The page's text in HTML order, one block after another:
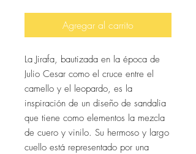
Agregar al carrito
La Jirafa, bautizada en la época de
Julio Cesar como el cruce entre el
camello y el leopardo, es la
inspiración de un diseño de sandalia
que tiene como elementos la mezcla
de cuero y vinilo. Su hermoso y largo
cuello está representado por una